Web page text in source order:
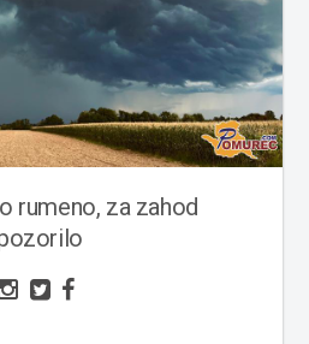
rumeno, za zahod